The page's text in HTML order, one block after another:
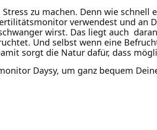
zu machen. Denn wie
verwendest und an
wirst. Das liegt auch
Und selbst wenn eine
sorgt die Natur dafür, dass
Daysy, um ganz bequem